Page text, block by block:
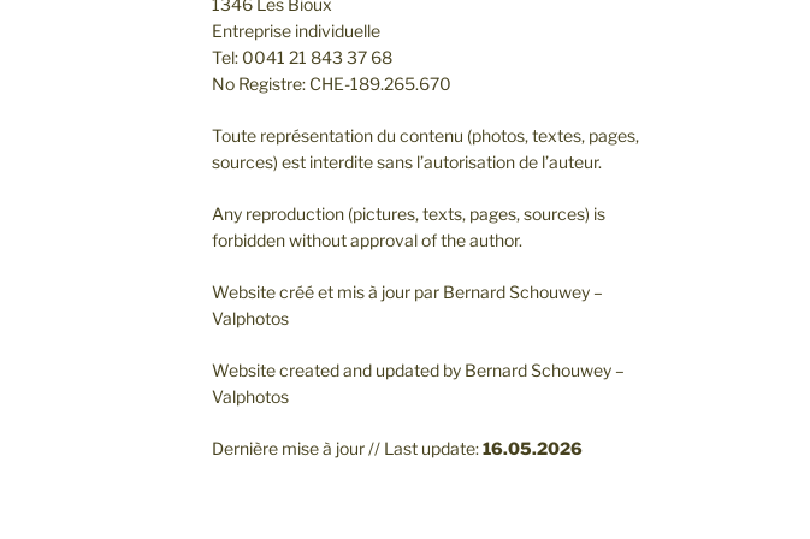
1346 Les Bioux
Entreprise individuelle
Tel: 0041 21 843 37 68
No Registre: CHE-189.265.670
Toute représentation du contenu (photos, textes, pages,
sources) est interdite sans l’autorisation de l’auteur.
Any reproduction (pictures, texts, pages, sources) is
forbidden without approval of the author.
Website créé et mis à jour par Bernard Schouwey –
Valphotos
Website created and updated by Bernard Schouwey –
Valphotos
Dernière mise à jour // Last update:16.05.2026